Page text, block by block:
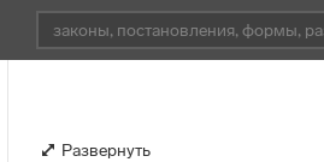
Развернуть